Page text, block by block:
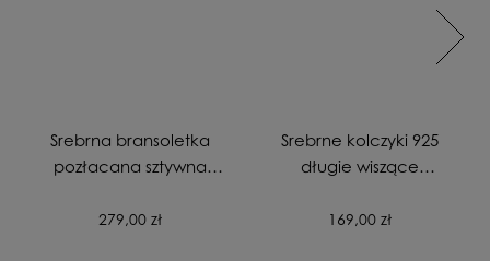
Srebrna bransoletka
pozłacana sztywna
próba 925
279,00 zł
Srebrne kolczyki 925
długie wiszące
Anioła
169,00 zł